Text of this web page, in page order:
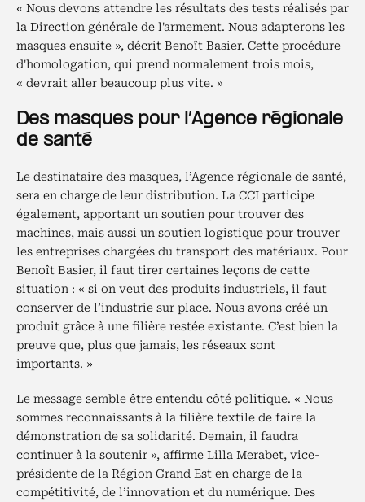
« Nous devons attendre les résultats des tests réalisés par
la Direction générale de l'armement. Nous adapterons les
masques ensuite », décrit Benoît Basier. Cette procédure
d'homologation, qui prend normalement trois mois,
« devrait aller beaucoup plus vite. »
Des masques pour l’Agence régionale
de santé
Le destinataire des masques, l’Agence régionale de santé,
sera en charge de leur distribution. La CCI participe
également, apportant un soutien pour trouver des
machines, mais aussi un soutien logistique pour trouver
les entreprises chargées du transport des matériaux. Pour
Benoît Basier, il faut tirer certaines leçons de cette
situation : « si on veut des produits industriels, il faut
conserver de l’industrie sur place. Nous avons créé un
produit grâce à une filière restée existante. C’est bien la
preuve que, plus que jamais, les réseaux sont
importants. »
Le message semble être entendu côté politique. « Nous
sommes reconnaissants à la filière textile de faire la
démonstration de sa solidarité. Demain, il faudra
continuer à la soutenir », affirme Lilla Merabet, vice-
présidente de la Région Grand Est en charge de la
compétitivité, de l’innovation et du numérique. Des